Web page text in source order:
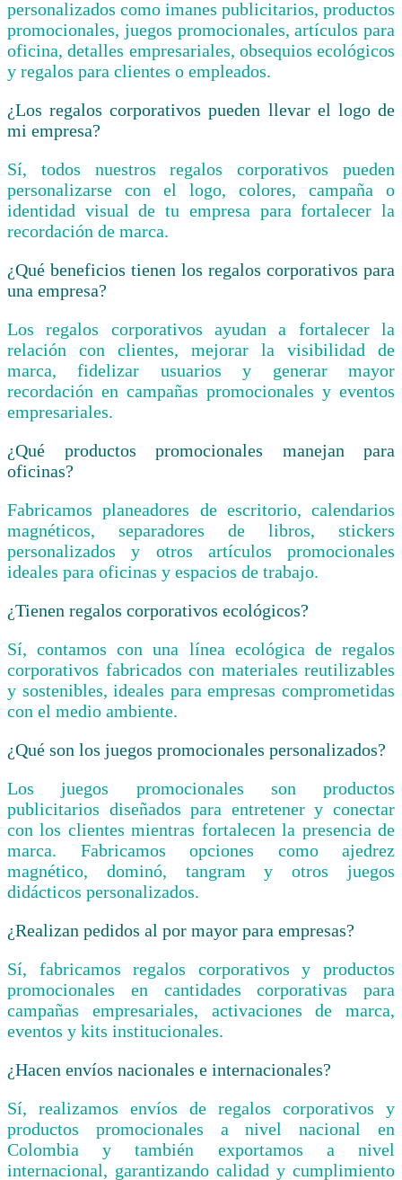
personalizados como imanes publicitarios, productos
promocionales, juegos promocionales, artículos para
oficina, detalles empresariales, obsequios ecológicos
y regalos para clientes o empleados.
¿Los regalos corporativos pueden llevar el logo de
mi empresa?
Sí, todos nuestros regalos corporativos pueden
personalizarse con el logo, colores, campaña o
identidad visual de tu empresa para fortalecer la
recordación de marca.
¿Qué beneficios tienen los regalos corporativos para
una empresa?
Los regalos corporativos ayudan a fortalecer la
relación con clientes, mejorar la visibilidad de
marca, fidelizar usuarios y generar mayor
recordación en campañas promocionales y eventos
empresariales.
¿Qué productos promocionales manejan para
oficinas?
Fabricamos planeadores de escritorio, calendarios
magnéticos, separadores de libros, stickers
personalizados y otros artículos promocionales
ideales para oficinas y espacios de trabajo.
¿Tienen regalos corporativos ecológicos?
Sí, contamos con una línea ecológica de regalos
corporativos fabricados con materiales reutilizables
y sostenibles, ideales para empresas comprometidas
con el medio ambiente.
¿Qué son los juegos promocionales personalizados?
Los juegos promocionales son productos
publicitarios diseñados para entretener y conectar
con los clientes mientras fortalecen la presencia de
marca. Fabricamos opciones como ajedrez
magnético, dominó, tangram y otros juegos
didácticos personalizados.
¿Realizan pedidos al por mayor para empresas?
Sí, fabricamos regalos corporativos y productos
promocionales en cantidades corporativas para
campañas empresariales, activaciones de marca,
eventos y kits institucionales.
¿Hacen envíos nacionales e internacionales?
Sí, realizamos envíos de regalos corporativos y
productos promocionales a nivel nacional en
Colombia y también exportamos a nivel
internacional, garantizando calidad y cumplimiento